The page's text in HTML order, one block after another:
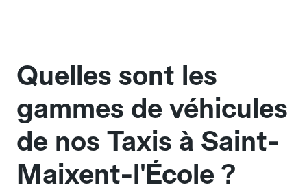
Quelles sont les
gammes de véhicules
de nos Taxis à Saint-
Maixent-l'École ?